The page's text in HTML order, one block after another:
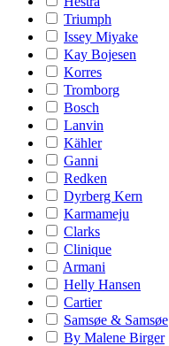
Triumph
Issey Miyake
Kay Bojesen
Korres
Tromborg
Bosch
Lanvin
Kähler
Ganni
Redken
Dyrberg Kern
Karmameju
Clarks
Clinique
Armani
Helly Hansen
Cartier
Samsøe & Samsøe
By Malene Birger